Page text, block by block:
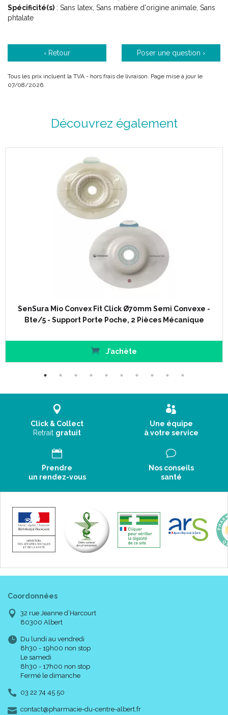
Spécificité(s) : Sans latex, Sans matière d'origine animale, Sans
phtalate
‹ Retour Poser une question ›
Tous les prix incluent la TVA - hors frais de livraison. Page mise à jour le
07/08/2026.
Découvrez également
SenSura Mio Convex Fit Click Ø70mm Semi Convexe -
Bte/5 - Support Porte Poche, 2 Pièces Mécanique
J’achète
Click & Collect
Retrait gratuit
Une équipe
à votre service
Prendre
un rendez-vous
Nos conseils
santé
Coordonnées
32 rue Jeanne d’Harcourt
80300 Albert
Du lundi au vendredi
8h30 - 19h00 non stop
Le samedi
8h30 - 17h00 non stop
Fermé le dimanche
03 22 74 45 50
contact-
@-
pharmacie-du-centre-albert.fr